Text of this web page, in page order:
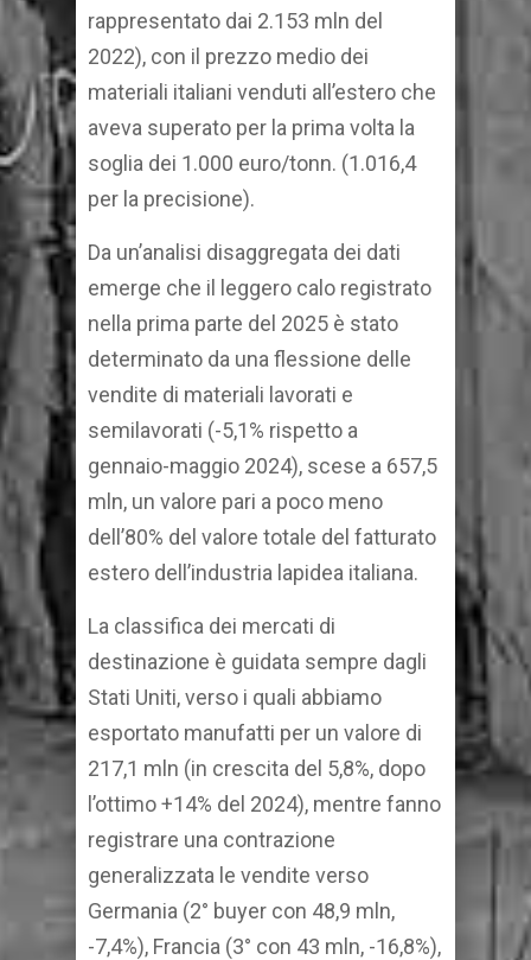
rappresentato dai 2.153 mln del
2022), con il prezzo medio dei
materiali italiani venduti all’estero che
aveva superato per la prima volta la
soglia dei 1.000 euro/tonn. (1.016,4
per la precisione).
Da un’analisi disaggregata dei dati
emerge che il leggero calo registrato
nella prima parte del 2025 è stato
determinato da una flessione delle
vendite di materiali lavorati e
semilavorati (-5,1% rispetto a
gennaio-maggio 2024), scese a 657,5
mln, un valore pari a poco meno
dell’80% del valore totale del fatturato
estero dell’industria lapidea italiana.
La classifica dei mercati di
destinazione è guidata sempre dagli
Stati Uniti, verso i quali abbiamo
esportato manufatti per un valore di
217,1 mln (in crescita del 5,8%, dopo
l’ottimo +14% del 2024), mentre fanno
registrare una contrazione
generalizzata le vendite verso
Germania (2° buyer con 48,9 mln,
-7,4%), Francia (3° con 43 mln, -16,8%),